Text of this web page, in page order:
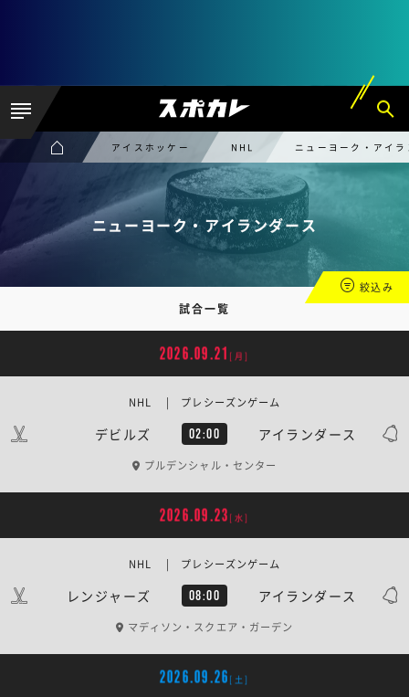
アイスホッケー NHL ニューヨーク・アイ
ニューヨーク・アイランダース
試合一覧
絞込み
2026.09.21 [月]
デビルズ 02:00 アイランダース
NHL | プレシーズンゲーム
プルデンシャル・センター
2026.09.23 [水]
レンジャーズ 08:00 アイランダース
NHL | プレシーズンゲーム
マディソン・スクエア・ガーデン
2026.09.26 [土]